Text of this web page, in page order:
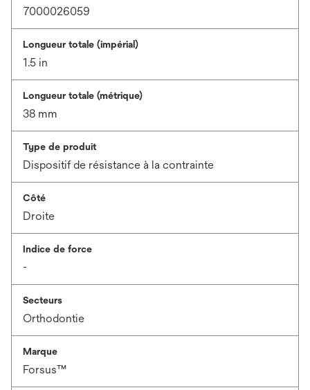
7000026059
Longueur totale (impérial)
1.5 in
Longueur totale (métrique)
38 mm
Type de produit
Dispositif de résistance à la contrainte
Côté
Droite
Indice de force
-
Secteurs
Orthodontie
Marque
Forsus™